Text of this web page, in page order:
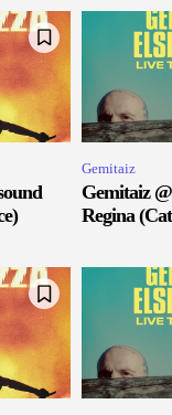
Gemitaiz
Gemitaiz
Regina